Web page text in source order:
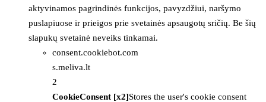
aktyvinamos pagrindinės funkcijos, pavyzdžiui, naršymo
puslapiuose ir prieigos prie svetainės apsaugotų sričių. Be šių
slapukų svetainė neveiks tinkamai.
consent.cookiebot.com
s.meliva.lt
2
CookieConsent [x2]Stores the user's cookie consent